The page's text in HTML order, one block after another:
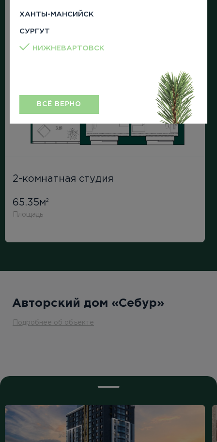
ХАНТЫ-МАНСИЙСК
СУРГУТ
НИЖНЕВАРТОВСК
ВСЁ ВЕРНО
2-комнатная студия
65.35м2
Площадь
Авторский дом «Себур»
Подробнее об объекте